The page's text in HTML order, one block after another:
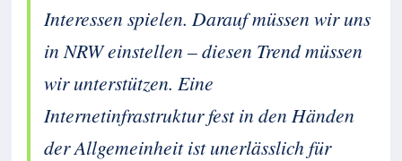
Interessen spielen. Darauf müssen wir uns
in NRW einstellen – diesen Trend müssen
wir unterstützen. Eine
Internetinfrastruktur fest in den Händen
der Allgemeinheit ist unerlässlich für